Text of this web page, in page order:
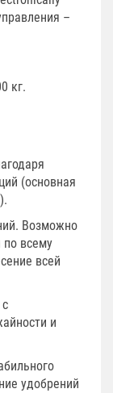
–
кг.
(основная
Возможно
по всему
всей
и
удобрений